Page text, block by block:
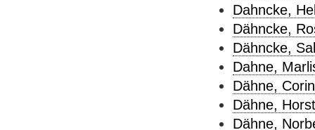
Dahncke,
Dähncke,
Dähncke,
Dahne,
Dähne,
Dähne,
Dähne,